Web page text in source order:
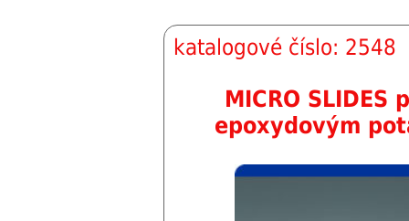
katalogové číslo: 2548
MICRO
epoxydovým